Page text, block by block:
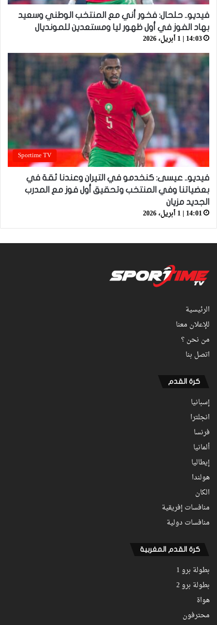
فيديو.. حلحال: فخور أني مع المنتخب الوطني وسعيد
بهاد الفوز في أول ظهور ليا ومستعدين للمونديال
14:03 | 1 أبريل، 2026
Sportime TV
فيديو.. عيسى: كنخدمو في التيران وعندنا ثقة في
بعضياتنا وفي المنتخب وتحقيق أول فوز مع المدرب
الجديد مزيان
14:01 | 1 أبريل، 2026
الرئيسية
للإعلان معنا
من نحن ؟
اتصل بنا
كرة القدم
إسبانيا
انجلترا
فرنسا
ألمانيا
إيطاليا
هولندا
الكان
منافسات إفريقية
منافسات دولية
كرة القدم المغربية
بطولة برو 1
بطولة برو 2
هواة
محترفون